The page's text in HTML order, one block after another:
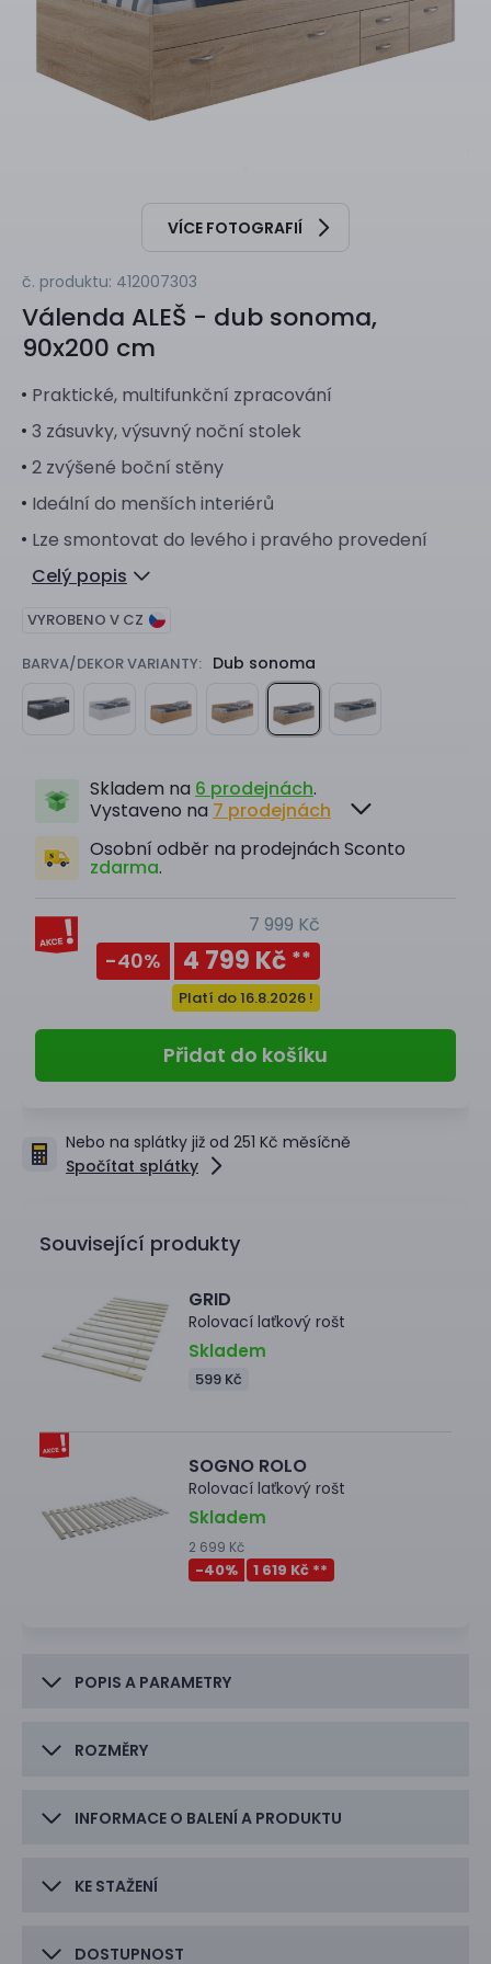
VÍCE FOTOGRAFIÍ
č. produktu: 412007303
Válenda ALEŠ - dub sonoma,
90x200 cm
Praktické, multifunkční zpracování
3 zásuvky, výsuvný noční stolek
2 zvýšené boční stěny
Ideální do menších interiérů
Lze smontovat do levého i pravého provedení
Celý popis
VYROBENO V CZ
BARVA/DEKOR VARIANTY: Dub sonoma
Skladem na 6 prodejnách.
Vystaveno na 7 prodejnách
Osobní odběr na prodejnách Sconto
zdarma.
7 999 Kč
-40% 4 799 Kč **
Platí do 16.8.2026 !
Přidat do košíku
Nebo na splátky již od 251 Kč měsíčně
Spočítat splátky
Související produkty
GRID
Rolovací laťkový rošt
Skladem
599 Kč
SOGNO ROLO
Rolovací laťkový rošt
Skladem
2 699 Kč
-40% 1 619 Kč **
POPIS A PARAMETRY
ROZMĚRY
INFORMACE O BALENÍ A PRODUKTU
KE STAŽENÍ
DOSTUPNOST